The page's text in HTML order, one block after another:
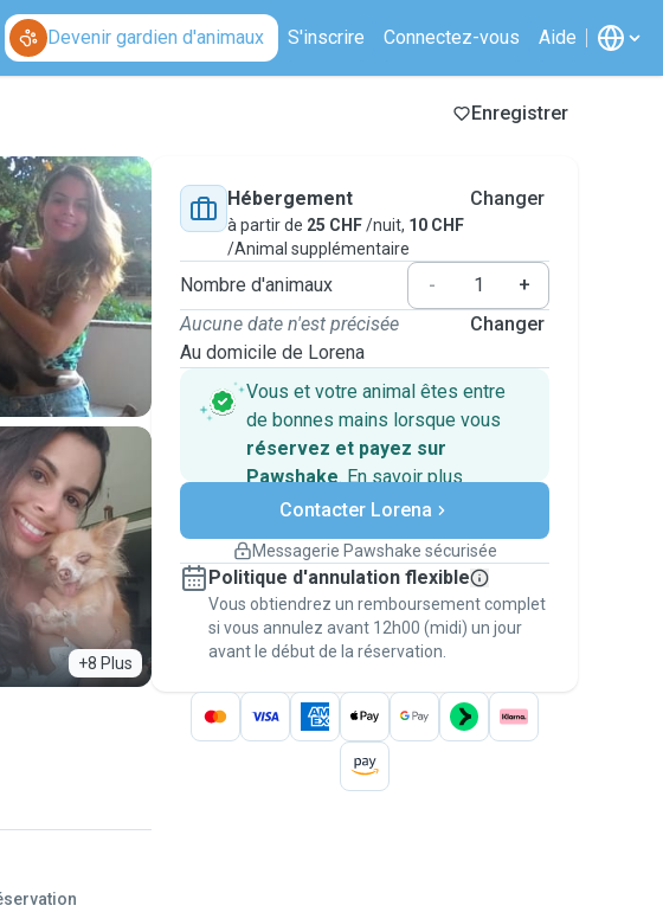
Devenir gardien d'animaux S'inscrire Connectez-vous Aide
Enregistrer
+8 Plus
Hébergement
à partir de 25 CHF/nuit, 10 CHF
/Animal supplémentaire
Changer
Nombre d'animaux -
+
Aucune date n'est précisée
Au domicile de Lorena
Changer
Vous et votre animal êtes entre
de bonnes mains lorsque vous
réservez et payez sur
Pawshake. En savoir plus
Paiements sécurisés
Assistance en cas de
Réservations couvertes par
nos garanties
Gardez tout sur Pawshake (du premier
message au paiement) pour bénéficier de la
Garantie Pawshake.
Contacter Lorena
Messagerie Pawshake sécurisée
Politique d'annulation flexible
Vous obtiendrez un remboursement complet
si vous annulez avant 12h00 (midi) un jour
avant le début de la réservation.